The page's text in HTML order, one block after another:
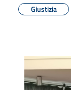
Giustizia